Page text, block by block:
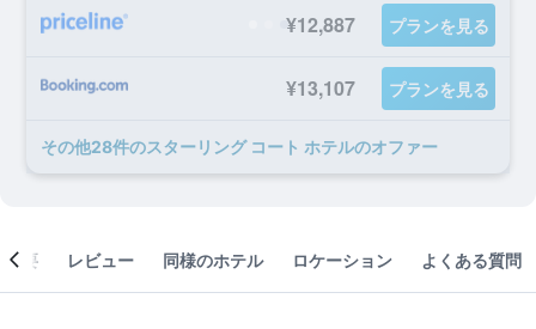
¥12,887 プランを見る
¥13,107 プランを見る
​その他28​件のスターリング コート ホテルのオファー
概要 レビュー 同様のホテル ロケーション よくある質問